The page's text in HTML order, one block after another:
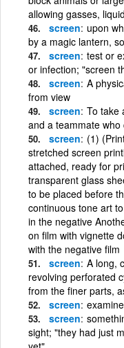
allowing gasses,
screen upon
by a magic lantern,
screen test or
or infection; "screen
screen A
from view
screen To take
and a teammate
screen (1)
stretched screen
attached, ready for
transparent glass
to be placed before
continuous tone art
in the negative
on film with vignette
with the negative film
screen A long,
revolving perforated
from the finer parts,
screen
screen
sight; "they had just